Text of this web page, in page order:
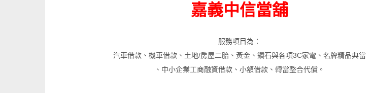
嘉義中信當舖
服務項目為：
汽車借款、機車借款、土地/房屋二胎、黃金、鑽石與各項3C家電、名牌精品典當
、中小企業工商融資借款、小額借款、轉當整合代償。